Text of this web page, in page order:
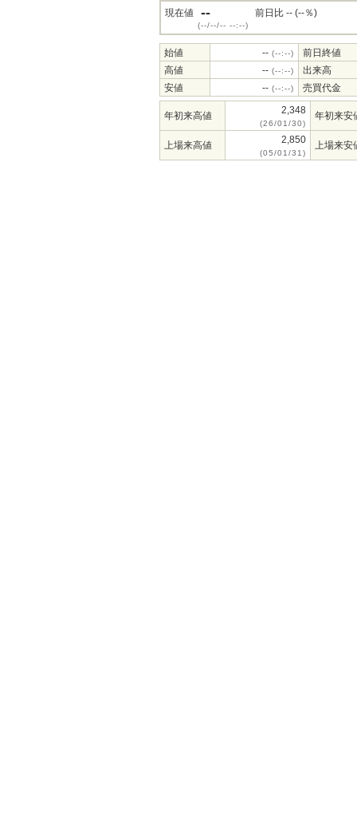
現在値 --
(--/--/-- --:--)
前日比 -- (--％)
始値 -- (--:--)
前日終値
高値
-- (--:--)
出来高
安値
-- (--:--) 売買代金
年初来高値 2,348
(26/01/30)
年初来安
上場来高値 2,850
(05/01/31)
上場来安